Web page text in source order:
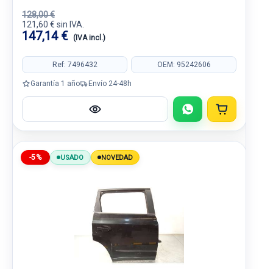
128,00 €
121,60 € sin IVA.
147,14 € (IVA incl.)
Ref: 7496432 OEM: 95242606
Garantía 1 año Envío 24-48h
-5% USADO NOVEDAD